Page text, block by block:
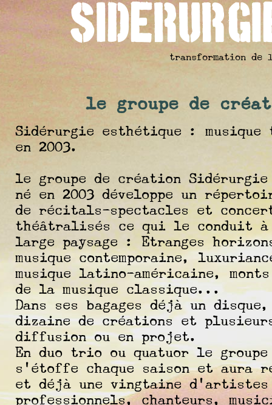
transformation de
le groupe de
Sidérurgie esthétique : musique
en 2003.
le groupe de création
né en 2003 développe un
de récitals-spectacles et
théâtralisés ce qui le conduit à
large paysage : Etranges
musique contemporaine,
musique latino-américaine,
de la musique classique...
Dans ses bagages déjà un
dizaine de créations et
diffusion ou en projet.
En duo trio ou quatuor le
s'étoffe chaque saison et aura
et déjà une vingtaine d'artistes
professionnels, chanteurs,